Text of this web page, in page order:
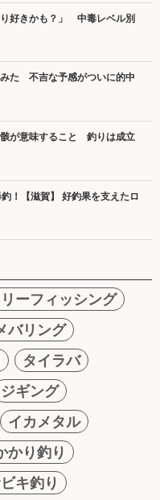
り好きかも？」 中毒レベル別
た 不吉な予感がついに的中
が意味すること 釣りは成立
！【滋賀】 好釣果を支えたロ
ーフィッシング
バリング
タイラバ
ジギング
イカメタル
かり釣り
キ釣り